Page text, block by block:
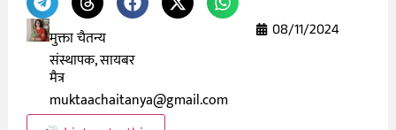
मुक्ता चैतन्य
संस्थापक, सायबर
मैत्र
muktaachaitanya@gmail.com
08/11/2024